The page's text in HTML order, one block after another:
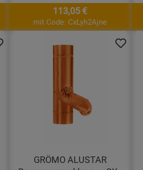
113,05 €
mit Code: CxLyh2Ajne
GRÖMO ALUSTAR